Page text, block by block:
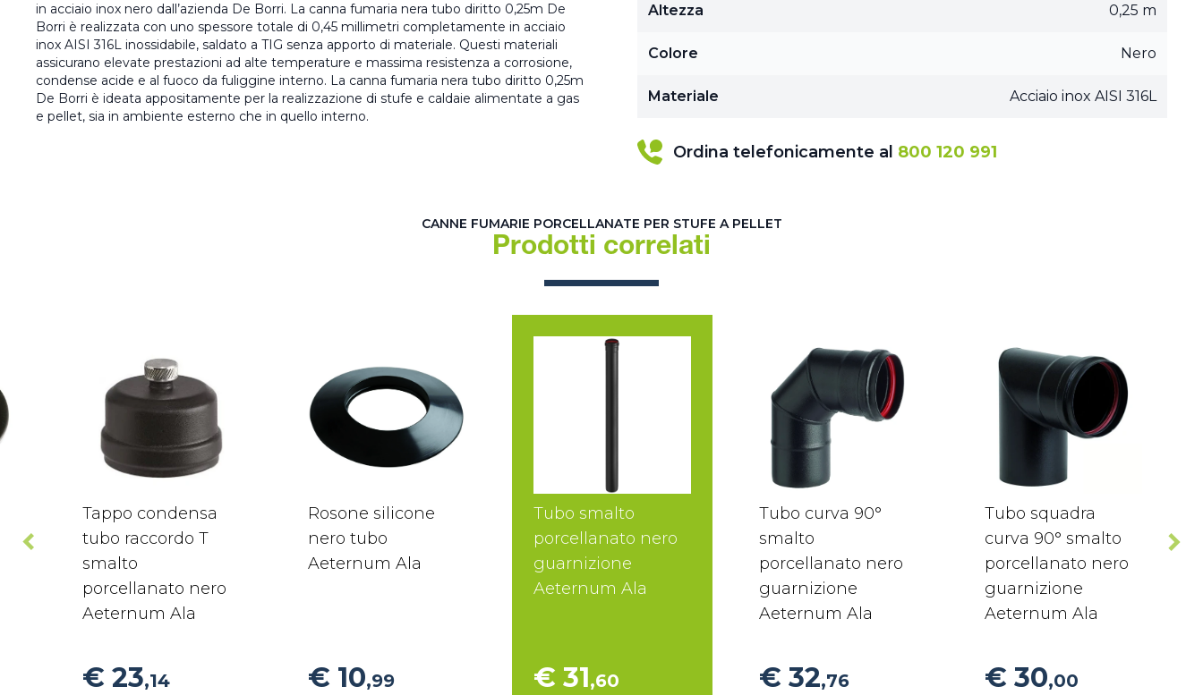
in acciaio inox nero dall’azienda De Borri. La canna fumaria nera tubo diritto 0,25m De
Borri è realizzata con uno spessore totale di 0,45 millimetri completamente in acciaio
inox AISI 316L inossidabile, saldato a TIG senza apporto di materiale. Questi materiali
assicurano elevate prestazioni ad alte temperature e massima resistenza a corrosione,
condense acide e al fuoco da fuliggine interno. La canna fumaria nera tubo diritto 0,25m
De Borri è ideata appositamente per la realizzazione di stufe e caldaie alimentate a gas
e pellet, sia in ambiente esterno che in quello interno.
Altezza 0,25 m
Colore Nero
Materiale Acciaio inox AISI 316L
Ordina telefonicamente al 800 120 991
CANNE FUMARIE PORCELLANATE PER STUFE A PELLET
Prodotti correlati
Tappo condensa
tubo raccordo T
smalto
porcellanato nero
Aeternum Ala
€ 23,14
Rosone silicone
nero tubo
Aeternum Ala
€ 10,99
Tubo smalto
porcellanato nero
guarnizione
Aeternum Ala
€ 31,60
Tubo curva 90°
smalto
porcellanato nero
guarnizione
Aeternum Ala
€ 32,76
Tubo squadra
curva 90° smalto
porcellanato nero
guarnizione
Aeternum Ala
€ 30,00